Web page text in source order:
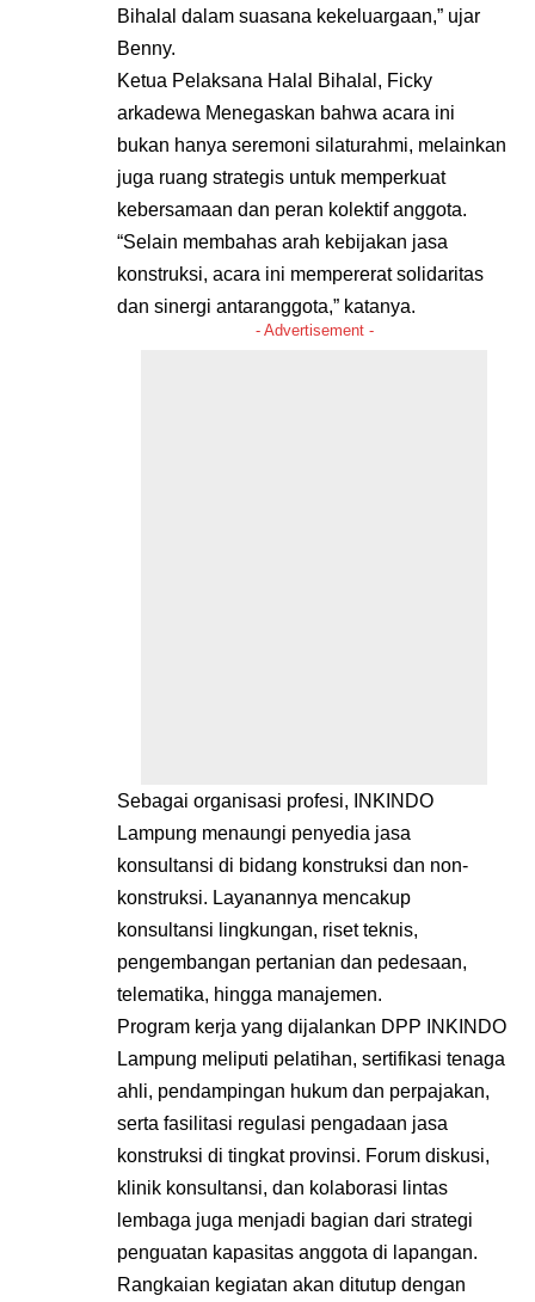
Bihalal dalam suasana kekeluargaan,” ujar
Benny.
Ketua Pelaksana Halal Bihalal, Ficky
arkadewa Menegaskan bahwa acara ini
bukan hanya seremoni silaturahmi, melainkan
juga ruang strategis untuk memperkuat
kebersamaan dan peran kolektif anggota.
“Selain membahas arah kebijakan jasa
konstruksi, acara ini mempererat solidaritas
dan sinergi antaranggota,” katanya.
- Advertisement -
Sebagai organisasi profesi, INKINDO
Lampung menaungi penyedia jasa
konsultansi di bidang konstruksi dan non-
konstruksi. Layanannya mencakup
konsultansi lingkungan, riset teknis,
pengembangan pertanian dan pedesaan,
telematika, hingga manajemen.
Program kerja yang dijalankan DPP INKINDO
Lampung meliputi pelatihan, sertifikasi tenaga
ahli, pendampingan hukum dan perpajakan,
serta fasilitasi regulasi pengadaan jasa
konstruksi di tingkat provinsi. Forum diskusi,
klinik konsultansi, dan kolaborasi lintas
lembaga juga menjadi bagian dari strategi
penguatan kapasitas anggota di lapangan.
Rangkaian kegiatan akan ditutup dengan